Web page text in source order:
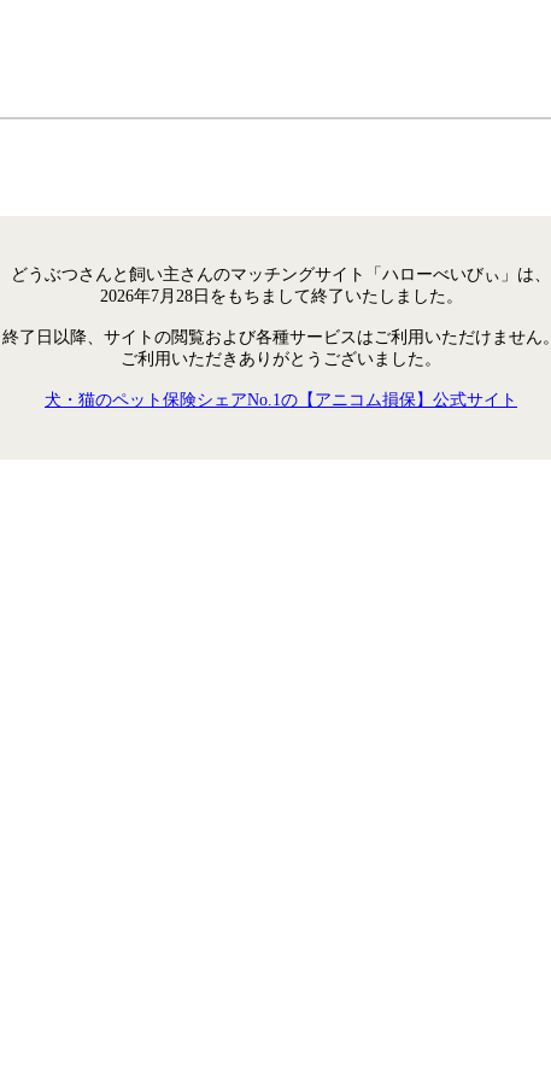
どうぶつさんと飼い主さんのマッチングサイト「ハローべいびぃ」は、
2026年7月28日をもちまして終了いたしました。
終了日以降、サイトの閲覧および各種サービスはご利用いただけません
ご利用いただきありがとうございました。
犬・猫のペット保険シェアNo.1の【アニコム損保】公式サイト